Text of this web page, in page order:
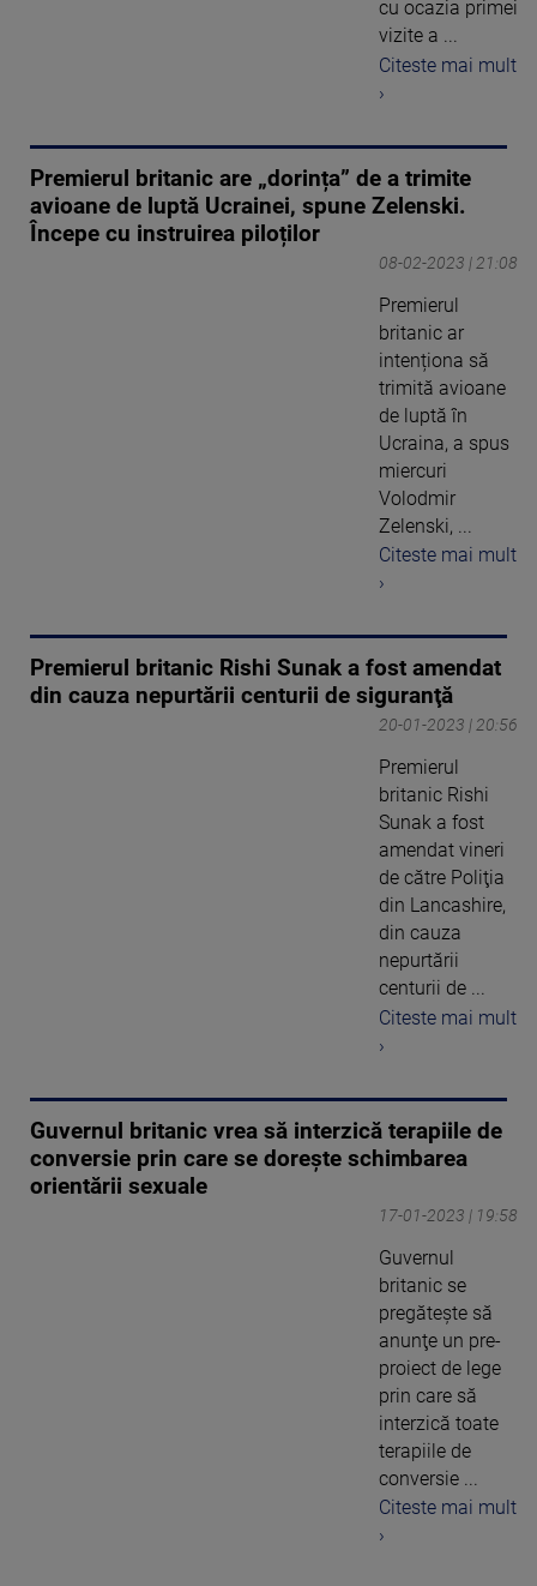
cu ocazia primei
vizite a ...
Citeste mai mult
›
Premierul britanic are „dorința” de a trimite
avioane de luptă Ucrainei, spune Zelenski.
Începe cu instruirea piloților
08-02-2023 | 21:08
Premierul
britanic ar
intenționa să
trimită avioane
de luptă în
Ucraina, a spus
miercuri
Volodmir
Zelenski, ...
Citeste mai mult
›
Premierul britanic Rishi Sunak a fost amendat
din cauza nepurtării centurii de siguranţă
20-01-2023 | 20:56
Premierul
britanic Rishi
Sunak a fost
amendat vineri
de către Poliţia
din Lancashire,
din cauza
nepurtării
centurii de ...
Citeste mai mult
›
Guvernul britanic vrea să interzică terapiile de
conversie prin care se doreşte schimbarea
orientării sexuale
17-01-2023 | 19:58
Guvernul
britanic se
pregăteşte să
anunţe un pre-
proiect de lege
prin care să
interzică toate
terapiile de
conversie ...
Citeste mai mult
›